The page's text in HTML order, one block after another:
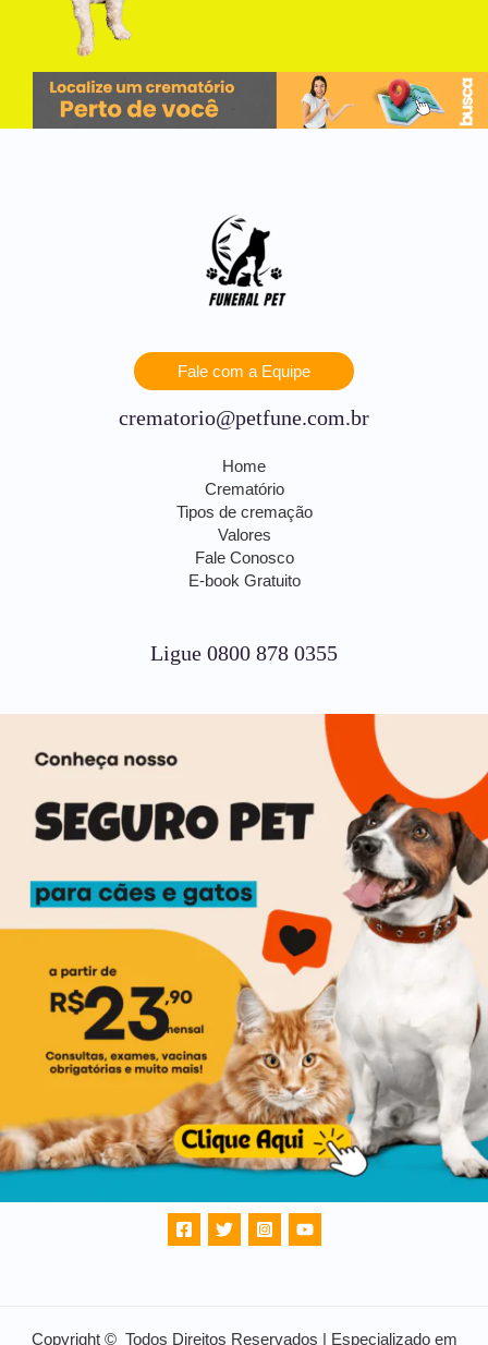
Fale com a Equipe
crematorio@petfune.com.br
Home
Crematório
Tipos de cremação
Valores
Fale Conosco
E-book Gratuito
Ligue 0800 878 0355
Copyright © Todos Direitos Reservados | Especializado em